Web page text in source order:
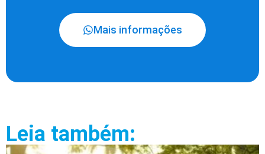
Mais informações
Leia também: